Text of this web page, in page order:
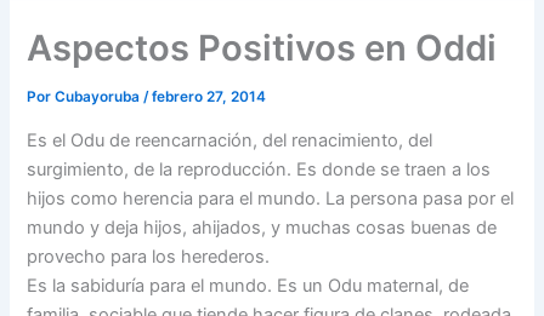
Aspectos Positivos en Oddi
PorCubayoruba/febrero 27, 2014
Es el Odu de reencarnación, del renacimiento, del
surgimiento, de la reproducción. Es donde se traen a los
hijos como herencia para el mundo. La persona pasa por el
mundo y deja hijos, ahijados, y muchas cosas buenas de
provecho para los herederos.
Es la sabiduría para el mundo. Es un Odu maternal, de